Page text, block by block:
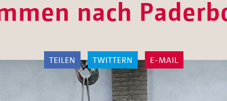
nach
TEILEN TWITTERN E-MAIL